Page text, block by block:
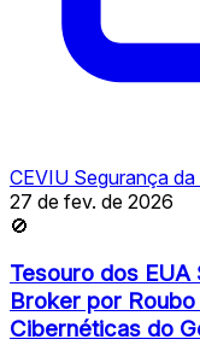
CEVIU Segurança
27 de fev. de 2026
🚫
Tesouro dos EUA
Broker por
Cibernéticas do